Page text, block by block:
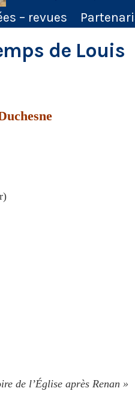
– revues
de Louis
de l’Église après Renan »